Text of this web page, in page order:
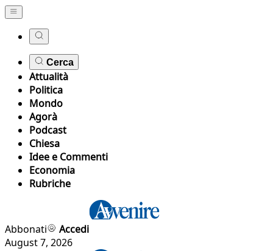
Cerca
Attualità
Politica
Mondo
Agorà
Podcast
Chiesa
Idee e Commenti
Economia
Rubriche
Abbonati
Accedi
August 7, 2026